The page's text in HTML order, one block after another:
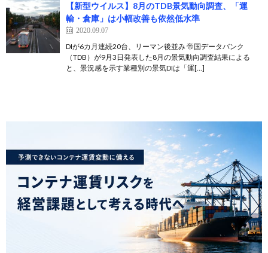
【新型ウイルス】8月のTDB景気動向調査、「運
輸・倉庫」は小幅改善も依然低水準
2020.09.07
DIが6カ月連続20台、リーマン後並み 帝国データバンク
（TDB）が9月3日発表した8月の景気動向調査結果による
と、景況感を示す業種別の景気DIは「運[…]